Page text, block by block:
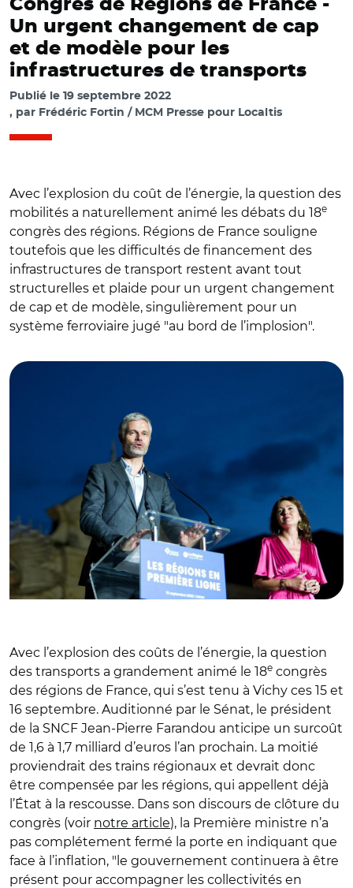
Congrès de Régions de France -
Un urgent changement de cap
et de modèle pour les
infrastructures de transports
Publié le 19 septembre 2022
par Frédéric Fortin / MCM Presse pour Localtis
Avec l’explosion du coût de l’énergie, la question des
mobilités a naturellement animé les débats du 18e
congrès des régions. Régions de France souligne
toutefois que les difficultés de financement des
infrastructures de transport restent avant tout
structurelles et plaide pour un urgent changement
de cap et de modèle, singulièrement pour un
système ferroviaire jugé "au bord de l’implosion".
Avec l’explosion des coûts de l’énergie, la question
des transports a grandement animé le 18e congrès
des régions de France, qui s’est tenu à Vichy ces 15 et
16 septembre. Auditionné par le Sénat, le président
de la SNCF Jean-Pierre Farandou anticipe un surcoût
de 1,6 à 1,7 milliard d’euros l’an prochain. La moitié
proviendrait des trains régionaux et devrait donc
être compensée par les régions, qui appellent déjà
l’État à la rescousse. Dans son discours de clôture du
congrès (voir notre article), la Première ministre n’a
pas complétement fermé la porte en indiquant que
face à l’inflation, "le gouvernement continuera à être
présent pour accompagner les collectivités en